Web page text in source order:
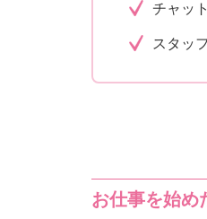
チャッ
スタッ
お仕事を始め